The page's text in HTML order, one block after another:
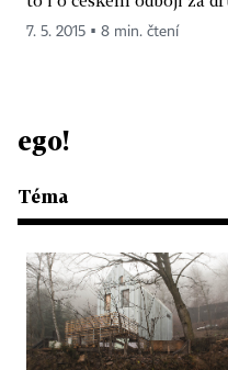
7. 5. 2015 ▪ 8 min. čtení
ego!
Téma